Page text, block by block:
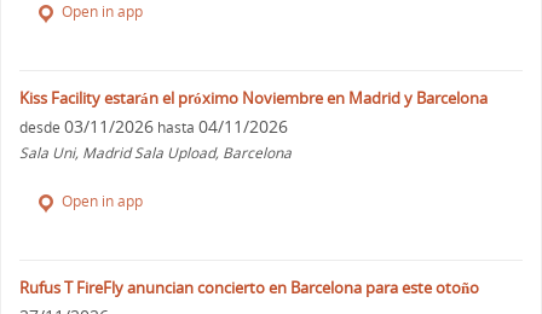
Open in app
Kiss Facility estarán el próximo Noviembre en Madrid y Barcelona
desde 03/11/2026 hasta 04/11/2026
Sala Uni, Madrid Sala Upload, Barcelona
Open in app
Rufus T FireFly anuncian concierto en Barcelona para este otoño